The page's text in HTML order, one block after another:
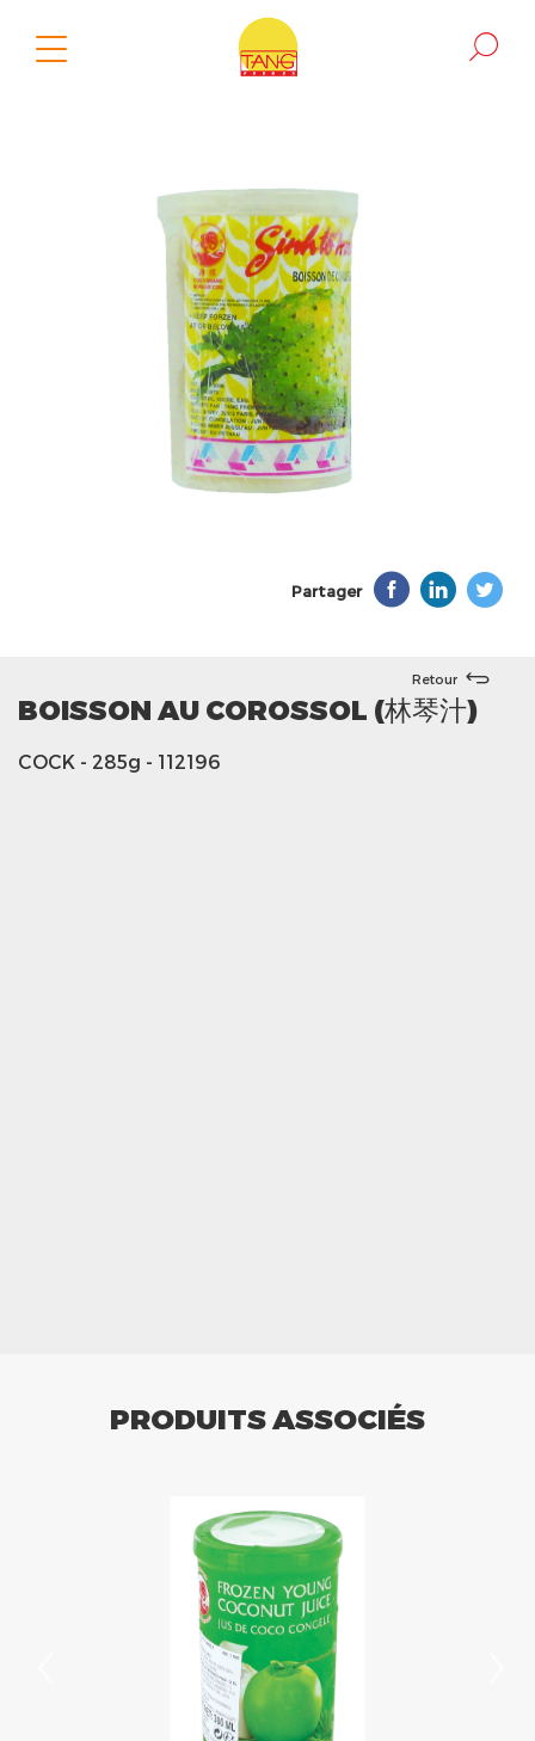
Partager
Retour
BOISSON AU COROSSOL (林琴汁)
COCK - 285g - 112196
PRODUITS ASSOCIÉS